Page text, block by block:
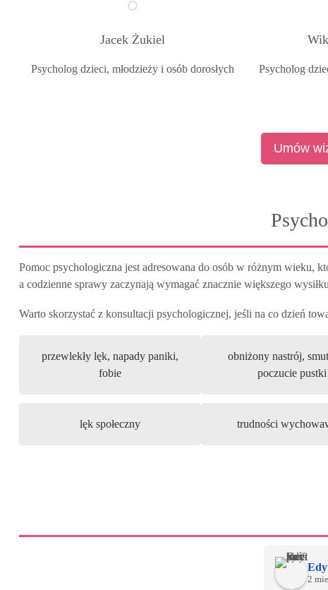
Jacek Żukiel
Psycholog dzieci, młodzieży i osób dorosłych Psycholog
Umów
Pomoc psychologiczna jest adresowana do osób w różnym wieku,
a codzienne sprawy zaczynają wymagać znacznie większego
Warto skorzystać z konsultacji psychologicznej, jeśli na co dzień
przewlekły lęk, napady paniki,
fobie
obniżony nastrój,
poczucie pustki
lęk społeczny trudności
2